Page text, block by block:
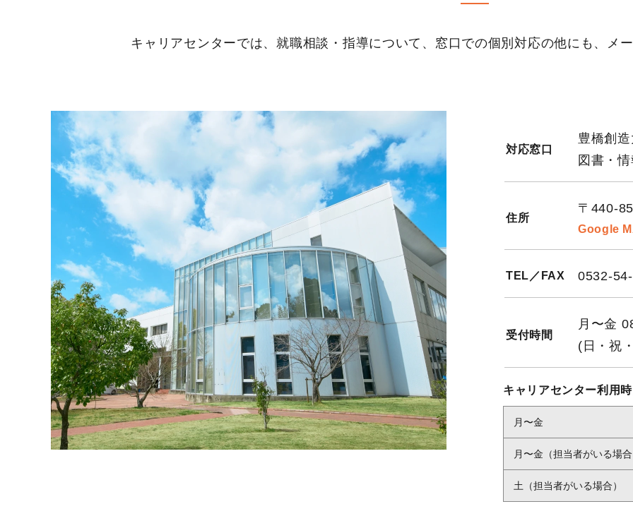
キャリアセンターでは、就職相談・指導について、窓口での個別対応の他にも、メ
対応窓口
豊橋創
図書・
住所
〒440-
Google
TEL／FAX 0532-
受付時間
月〜金
(日・祝
キャリアセンター利用
月〜金
月〜金（担当者がいる場
土（担当者がいる場合）